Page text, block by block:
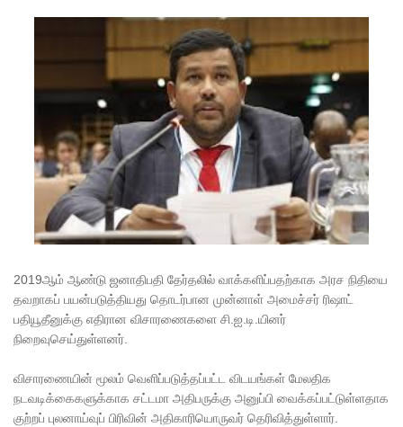
29ஆம்
தேதி
காணொ
ளி மூலம்
ளிக்க
நீதிமன்றம்
உத்தரவு!
நேற்றைய
மெகசின்
2019ஆம் ஆண்டு ஜனாதிபதி தேர்தலில் வாக்களிப்பதற்காக அரச நிதியை
தவறாகப் பயன்படுத்தியது தொடர்பான முன்னாள் அமைச்சர் ரிஷாட்
பதியூதீனுக்கு எதிரான விசாரணைகளை சி.ஐ.டி.யினர்
நிறைவுசெய்துள்ளனர்.
விசாரணையின் மூலம் வெளிப்படுத்தப்பட்ட விடயங்கள் மேலதிக
நடவடிக்கைகளுக்காக சட்டமா அதிபருக்கு அனுப்பி வைக்கப்பட்டுள்ளதாக
குற்றப் புலனாய்வுப் பிரிவின் அதிகாரியொருவர் தெரிவித்துள்ளார்.